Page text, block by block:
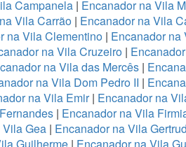
Campanela | Encanador na Vila
Vila Carrão | Encanador na Vila
na Vila Clementino| Encanador
na Vila Cruzeiro |
na Vila das Mercês |
na Vila Dom Pedro II |
na Vila Emir| Encanador na
| Encanador na Vila
Gea| Encanador na Vila
Guilherme| Encanador na Vila